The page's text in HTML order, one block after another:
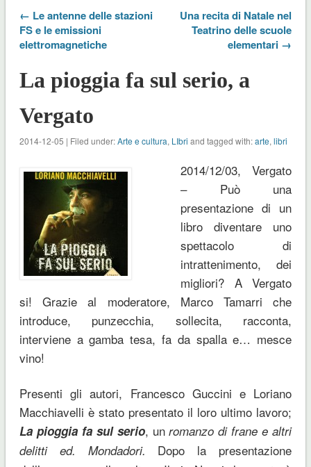
← Le antenne delle stazioni
FS e le emissioni
elettromagnetiche
Una recita di Natale nel
Teatrino delle scuole
elementari →
La pioggia fa sul serio, a
Vergato
2014-12-05 | Filed under:Arte e cultura, LIbri and tagged with:arte, libri
2014/12/03, Vergato
– Può una
presentazione di un
libro diventare uno
spettacolo di
intrattenimento, dei
migliori? A Vergato
si! Grazie al moderatore, Marco Tamarri che
introduce, punzecchia, sollecita, racconta,
interviene a gamba tesa, fa da spalla e… mesce
vino!
Presenti gli autori, Francesco Guccini e Loriano
Macchiavelli è stato presentato il loro ultimo lavoro;
La pioggia fa sul serio, unromanzo di frane e altri
delitti ed. Mondadori. Dopo la presentazione